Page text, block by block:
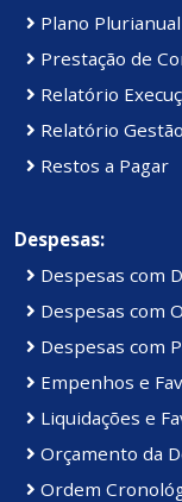
Plano
Prestação de
Relatório
Relatório
Restos a Pagar
Despesas:
Despesas com
Despesas com
Despesas com
Empenhos e
Liquidações e
Orçamento da
Ordem